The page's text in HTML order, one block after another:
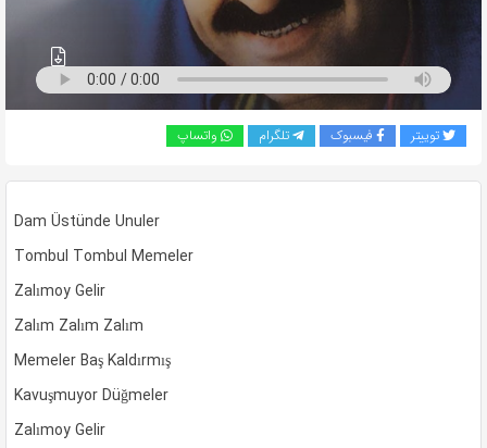
توییتر فیسبوک تلگرام واتساپ
Dam Üstünde Unuler
Tombul Tombul Memeler
Zalımoy Gelir
Zalım Zalım Zalım
Memeler Baş Kaldırmış
Kavuşmuyor Düğmeler
Zalımoy Gelir